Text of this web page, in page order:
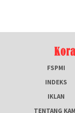
FSPMI
INDEKS
IKLAN
TENTANG